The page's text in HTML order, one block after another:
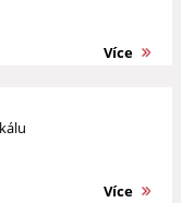
Více
Více